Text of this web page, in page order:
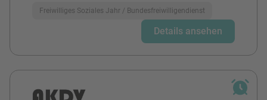
Freiwilliges Soziales Jahr / Bundesfreiwilligendienst
Details ansehen